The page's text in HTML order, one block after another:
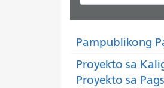
Pampublikong
Proyekto sa
Proyekto sa